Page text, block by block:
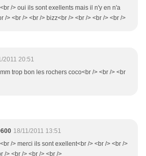
/> oui ils sont exellents mais il n'y en n'a
/> <br /> <br /> bizz<br /> <br /> <br /> <br />
2011 20:51
trop bon les rochers coco<br /> <br /> <br
18/11/2011 13:51
/> merci ils sont exellent<br /> <br /> <br />
/> <br /> <br /> <br />